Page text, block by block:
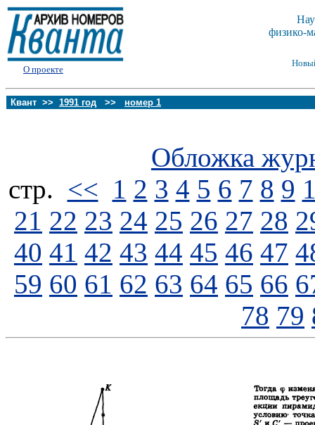
О проекте
физико-
Квант >> 1991 год >> номер 1
Обложка
стp. << 1 2 3 4 5 6 7 8 9
21 22 23 24 25 26 27 28
40 41 42 43 44 45 46 47
59 60 61 62 63 64 65 66
78 79